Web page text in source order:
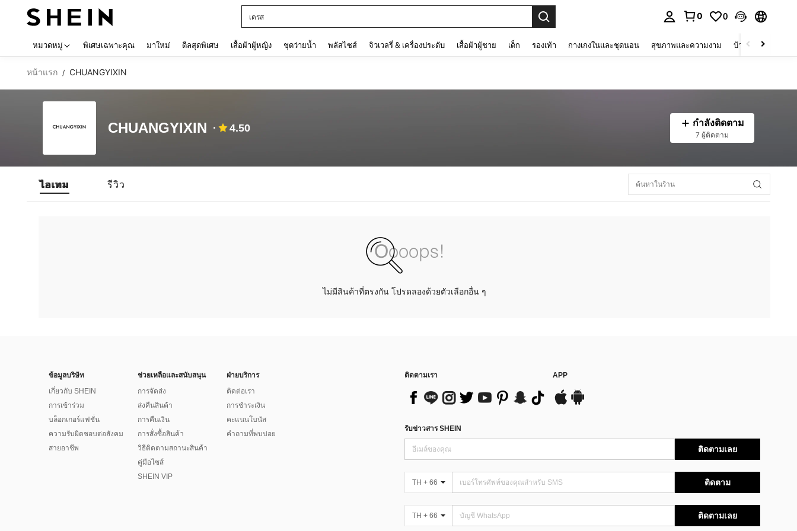
เดรส
0 0
หมวดหมู่ พิเศษเฉพาะคุณ มาใหม่ ดีลสุดพิเศษ เสื้อผ้าผู้หญิง ชุดว่ายน้ำ พลัสไซส์ จิวเวลรี่ & เครื่องประดับ เสื้อผ้าผู้ชาย เด็ก รองเท้า กางเกงในและชุดนอน สุขภาพและความงาม บ้านและที่อยู่อาศัย
หน้าแรก / CHUANGYIXIN
CHUANGYIXIN 4.50 กำลังติดตาม
7 ผู้ติดตาม
ไอเทม รีวิว
ไม่มีสินค้าที่ตรงกัน โปรดลองด้วยตัวเลือกอื่น ๆ
ข้อมูลบริษัท
เกี่ยวกับ SHEIN
การเข้าร่วม
บล็อกเกอร์แฟชั่น
ความรับผิดชอบต่อสังคม
สายอาชีพ
ช่วยเหลือและสนับสนุน
การจัดส่ง
ส่งคืนสินค้า
การคืนเงิน
การสั่งซื้อสินค้า
วิธีติดตามสถานะสินค้า
คู่มือไซส์
SHEIN VIP
ฝ่ายบริการ
ติดต่อเรา
การชำระเงิน
คะแนนโบนัส
คำถามที่พบบ่อย
ติดตามเรา APP
รับข่าวสาร SHEIN
ติดตามเลย
TH + 66 ติดตาม
TH + 66 ติดตามเลย